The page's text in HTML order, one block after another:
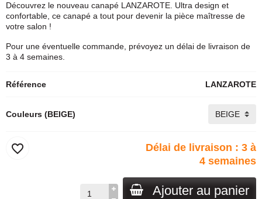
Découvrez le nouveau canapé LANZAROTE. Ultra design et
confortable, ce canapé a tout pour devenir la pièce maîtresse de
votre salon !
Pour une éventuelle commande, prévoyez un délai de livraison de
3 à 4 semaines.
Référence LANZAROTE
Couleurs (BEIGE)
Délai de livraison : 3 à
4 semaines
Ajouter au panier
favorite_border